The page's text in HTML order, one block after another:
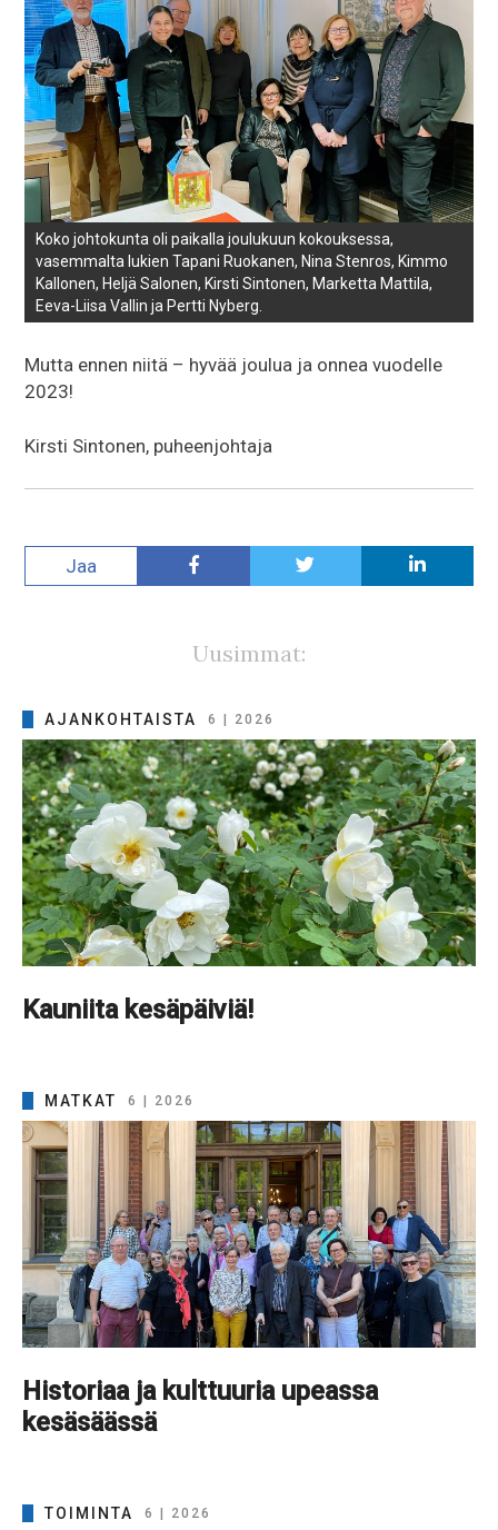
Koko johtokunta oli paikalla joulukuun kokouksessa,
vasemmalta lukien Tapani Ruokanen, Nina Stenros, Kimmo
Kallonen, Heljä Salonen, Kirsti Sintonen, Marketta Mattila,
Eeva-Liisa Vallin ja Pertti Nyberg.
Mutta ennen niitä – hyvää joulua ja onnea vuodelle
2023!
Kirsti Sintonen, puheenjohtaja
Jaa
Uusimmat:
AJANKOHTAISTA 6 | 2026
Kauniita kesäpäiviä!
MATKAT 6 | 2026
Historiaa ja kulttuuria upeassa
kesäsäässä
TOIMINTA 6 | 2026